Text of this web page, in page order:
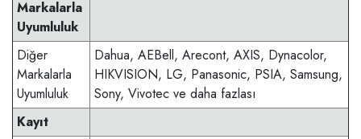
Markalarla
Uyumluluk
Diğer
Markalarla
Uyumluluk
Dahua, AEBell, Arecont, AXIS, Dynacolor,
HIKVISION, LG, Panasonic, PSIA, Samsung,
Sony, Vivotec ve daha fazlası
Kayıt